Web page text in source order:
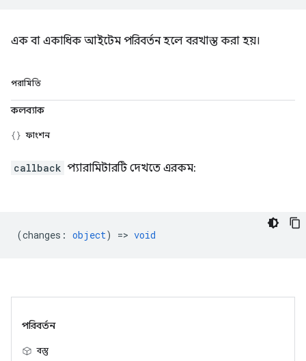
এক বা একাধিক আইটেম পরিবর্তন হলে বরখাস্ত করা হয়।
পরামিতি
কলব্যাক
ফাংশন
callback প্যারামিটারটি দেখতে এরকম:
(changes : object) => void
পরিবর্তন
বস্তু